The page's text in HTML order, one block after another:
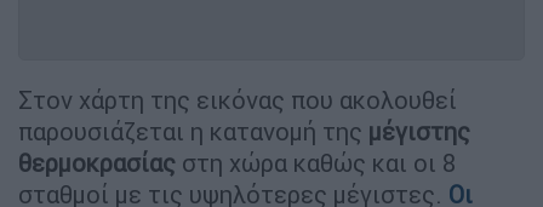
Στον χάρτη της εικόνας που ακολουθεί
παρουσιάζεται η κατανομή της μέγιστης
θερμοκρασίας στη χώρα καθώς και οι 8
σταθμοί με τις υψηλότερες μέγιστες. Οι